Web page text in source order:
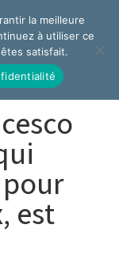
est
la meilleure
à utiliser ce
satisfait.